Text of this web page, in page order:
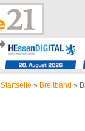
Startseite » Breitband »